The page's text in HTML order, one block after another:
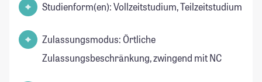
Studienform(en): Vollzeitstudium, Teilzeitstudium
Zulassungsmodus: Örtliche
Zulassungsbeschränkung, zwingend mit NC